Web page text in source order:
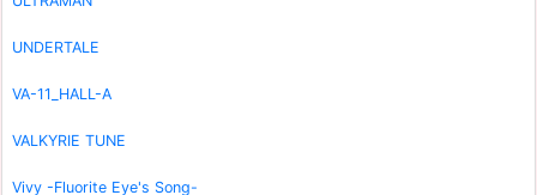
UNDERTALE
VA-11_HALL-A
VALKYRIE TUNE
Vivy -Fluorite Eye's Song-